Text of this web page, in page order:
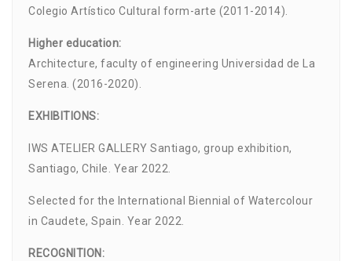
Colegio Artístico Cultural form-arte (2011-2014).
Higher education:
Architecture, faculty of engineering Universidad de La
Serena. (2016-2020).
EXHIBITIONS:
IWS ATELIER GALLERY Santiago, group exhibition,
Santiago, Chile. Year 2022.
Selected for the International Biennial of Watercolour
in Caudete, Spain. Year 2022.
RECOGNITION: